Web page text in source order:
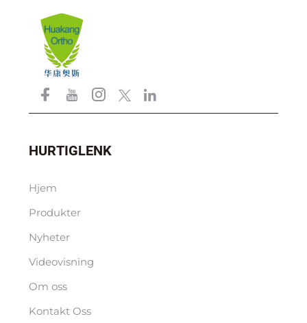
HURTIGLENK
Hjem
Produkter
Nyheter
Videovisning
Om oss
Kontakt Oss